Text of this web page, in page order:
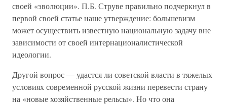
своей «эволюции». П.Б. Струве правильно подчеркнул в
первой своей статье наше утверждение: большевизм
может осуществить известную национальную задачу вне
зависимости от своей интернационалистической
идеологии.
Другой вопрос — удастся ли советской власти в тяжелых
условиях современной русской жизни перевести страну
на «новые хозяйственные рельсы». Но что она